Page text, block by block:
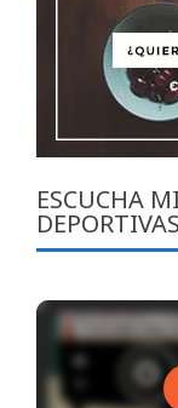
ESCUCHA